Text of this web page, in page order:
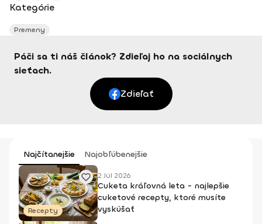
Kategórie
Premeny
Páči sa ti náš článok? Zdieľaj ho na sociálnych
sieťach.
Zdieľať
Najčítanejšie Najobľúbenejšie
Recepty
2 Júl 2026
Cuketa kráľovná leta - najlepšie
cuketové recepty, ktoré musíte
vyskúšať